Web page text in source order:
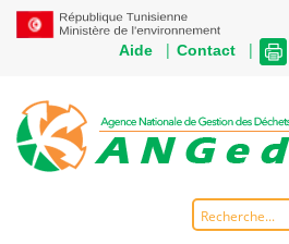
Aide | Contact |